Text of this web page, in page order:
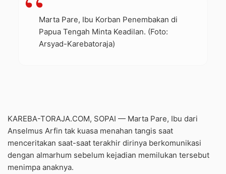
Marta Pare, Ibu Korban Penembakan di
Papua Tengah Minta Keadilan. (Foto:
Arsyad-Karebatoraja)
KAREBA-TORAJA.COM, SOPAI — Marta Pare, Ibu dari
Anselmus Arfin tak kuasa menahan tangis saat
menceritakan saat-saat terakhir dirinya berkomunikasi
dengan almarhum sebelum kejadian memilukan tersebut
menimpa anaknya.